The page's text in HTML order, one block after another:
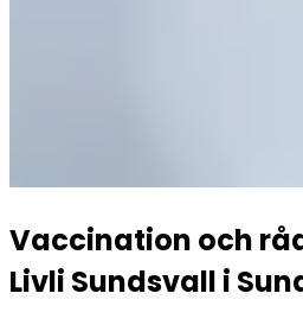
Vaccination och
Livli Sundsvall i